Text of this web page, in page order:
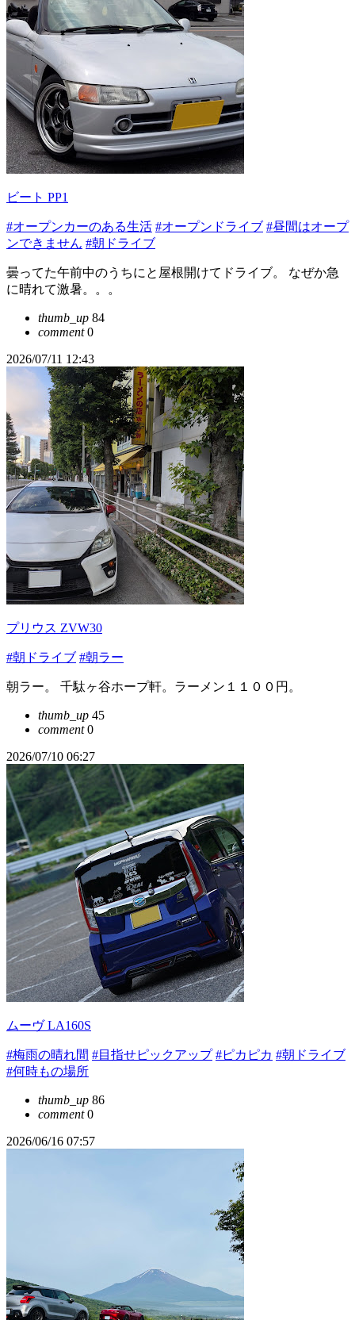
ビート PP1
#オープンカーのある生活 #オープンドライブ #昼間はオープ
ンできません #朝ドライブ
曇ってた午前中のうちにと屋根開けてドライブ。 なぜか急
に晴れて激暑。。。
thumb_up 84
comment0
2026/07/11 12:43
プリウス ZVW30
#朝ドライブ #朝ラー
朝ラー。 千駄ヶ谷ホープ軒。ラーメン１１００円。
thumb_up 45
comment0
2026/07/10 06:27
ムーヴ LA160S
#梅雨の晴れ間 #目指せピックアップ #ピカピカ #朝ドライブ
#何時もの場所
thumb_up 86
comment0
2026/06/16 07:57